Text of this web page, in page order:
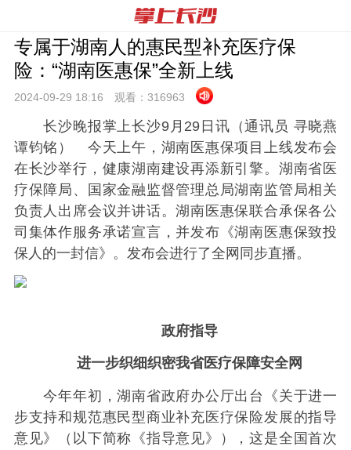
专属于湖南人的惠民型补充医疗保
险：“湖南医惠保”全新上线
2024-09-29 18:16 观看： 316963
长沙晚报掌上长沙9月29日讯（通讯员 寻晓燕
谭钧铭） 今天上午，湖南医惠保项目上线发布会
在长沙举行，健康湖南建设再添新引擎。湖南省医
疗保障局、国家金融监督管理总局湖南监管局相关
负责人出席会议并讲话。湖南医惠保联合承保各公
司集体作服务承诺宣言，并发布《湖南医惠保致投
保人的一封信》。发布会进行了全网同步直播。
政府指导
进一步织细织密我省医疗保障安全网
今年年初，湖南省政府办公厅出台《关于进一
步支持和规范惠民型商业补充医疗保险发展的指导
意见》（以下简称《指导意见》），这是全国首次